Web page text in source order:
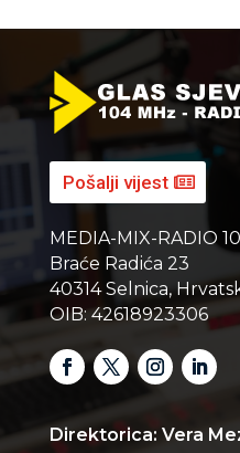
Pošalji vijest
MEDIA-MIX-RADIO
Braće Radića 23
40314 Selnica,
OIB: 42618923306
Direktorica: Vera